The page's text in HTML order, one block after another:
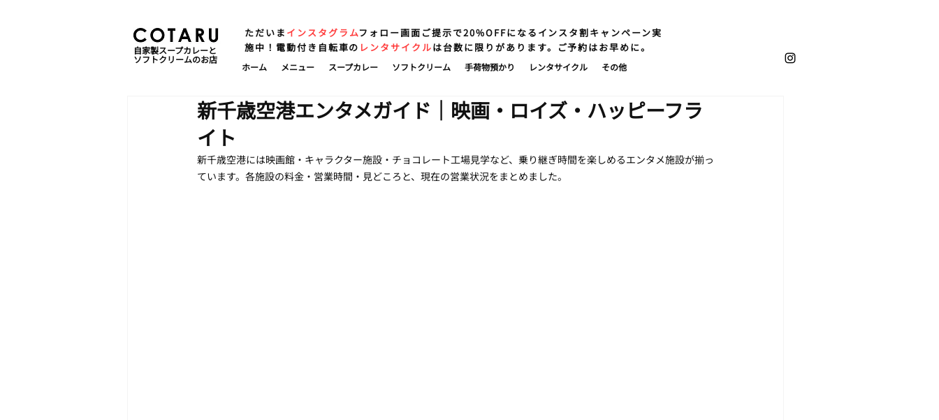
自家製スープカレーと
ソフトクリームのお店
ただいま インスタグラムフォロー画面ご提示で20%OFFになるインスタ割キャンペーン実
施中！電動付き自転車の レンタサイクルは台数に限りがあります。ご予約はお早めに。
ホーム メニュー スープカレー ソフトクリーム 手荷物預かり レンタサイクル その他
新千歳空港エンタメガイド｜映画・ロイズ・ハッピーフラ
イト
新千歳空港には映画館・キャラクター施設・チョコレート工場見学など、乗り継ぎ時間を楽しめるエンタメ施設が揃っ
ています。各施設の料金・営業時間・見どころと、現在の営業状況をまとめました。